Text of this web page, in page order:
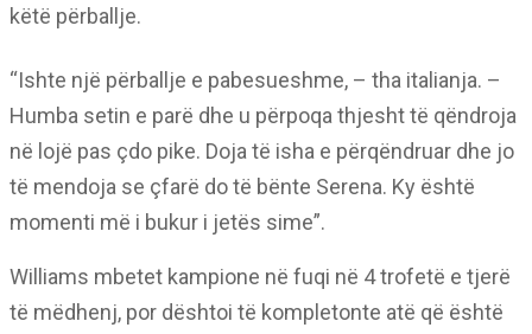
këtë përballje.
“Ishte një përballje e pabesueshme, – tha italianja. –
Humba setin e parë dhe u përpoqa thjesht të qëndroja
në lojë pas çdo pike. Doja të isha e përqëndruar dhe jo
të mendoja se çfarë do të bënte Serena. Ky është
momenti më i bukur i jetës sime”.
Williams mbetet kampione në fuqi në 4 trofetë e tjerë
të mëdhenj, por dështoi të kompletonte atë që është